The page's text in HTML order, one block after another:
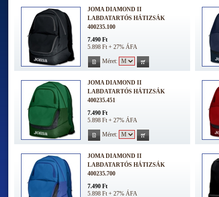
JOMA DIAMOND II
LABDATARTÓS HÁTIZSÁK
400235.100
7.490 Ft
5.898 Ft + 27% ÁFA
Méret:
JOMA DIAMOND II
LABDATARTÓS HÁTIZSÁK
400235.451
7.490 Ft
5.898 Ft + 27% ÁFA
Méret:
JOMA DIAMOND II
LABDATARTÓS HÁTIZSÁK
400235.700
7.490 Ft
5.898 Ft + 27% ÁFA